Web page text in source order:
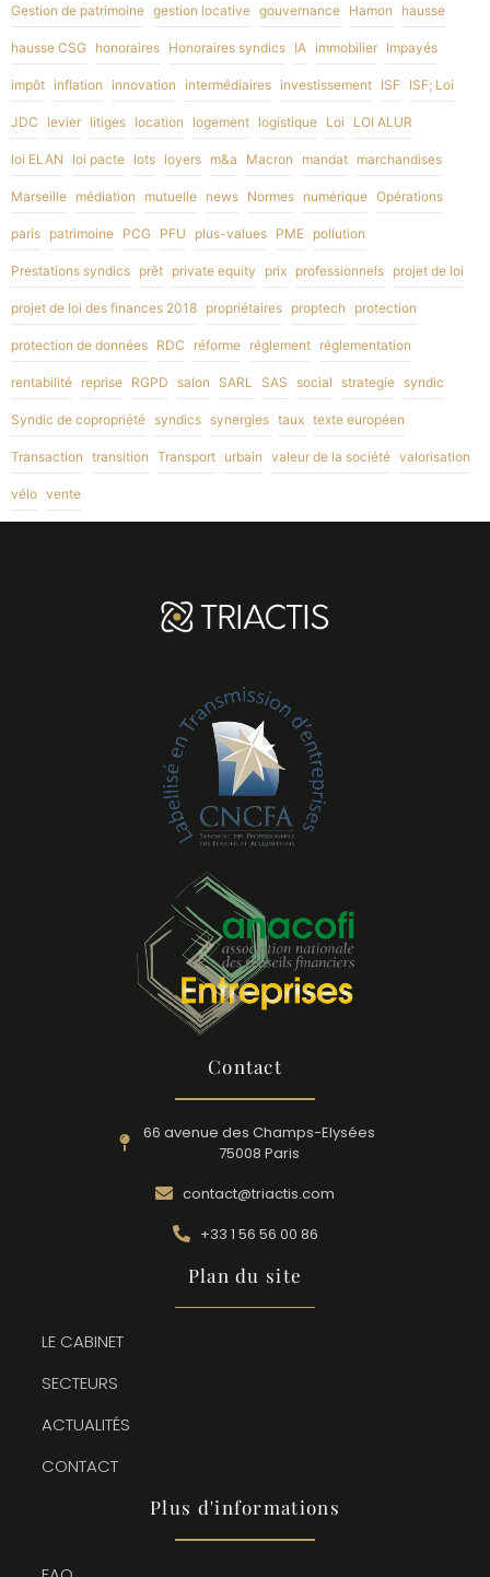
Gestion de patrimoine gestion locative gouvernance Hamon hausse
hausse CSG honoraires Honoraires syndics IA immobilier Impayés
impôt inflation innovation intermédiaires investissement ISF ISF; Loi
JDC levier litiges location logement logistique Loi LOI ALUR
loi ELAN loi pacte lots loyers m&a Macron mandat marchandises
Marseille médiation mutuelle news Normes numérique Opérations
paris patrimoine PCG PFU plus-values PME pollution
Prestations syndics prêt private equity prix professionnels projet de loi
projet de loi des finances 2018 propriétaires proptech protection
protection de données RDC réforme réglement réglementation
rentabilité reprise RGPD salon SARL SAS social strategie syndic
Syndic de copropriété syndics synergies taux texte européen
Transaction transition Transport urbain valeur de la société valorisation
vélo vente
Contact
66 avenue des Champs-Elysées
75008 Paris
contact@triactis.com
+33 1 56 56 00 86
Plan du site
LE CABINET
SECTEURS
ACTUALITÉS
CONTACT
Plus d'informations